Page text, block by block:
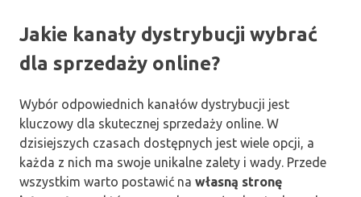
Jakie kanały dystrybucji wybrać
dla sprzedaży online?
Wybór odpowiednich kanałów dystrybucji jest
kluczowy dla skutecznej sprzedaży online. W
dzisiejszych czasach dostępnych jest wiele opcji, a
każda z nich ma swoje unikalne zalety i wady. Przede
wszystkim warto postawić na własną stronę